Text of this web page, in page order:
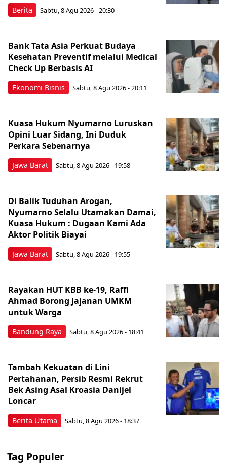
Berita Sabtu, 8 Agu 2026 - 20:30
Ekonomi Bisnis
Bank Tata Asia Perkuat Budaya
Kesehatan Preventif melalui Medical
Check Up Berbasis AI
Sabtu, 8 Agu 2026 - 20:11
Jawa Barat
Kuasa Hukum Nyumarno Luruskan
Opini Luar Sidang, Ini Duduk
Perkara Sebenarnya ​
Sabtu, 8 Agu 2026 - 19:58
Jawa Barat
Di Balik Tuduhan Arogan,
Nyumarno Selalu Utamakan Damai,
Kuasa Hukum : Dugaan Kami Ada
Aktor Politik Biayai
Sabtu, 8 Agu 2026 - 19:55
Bandung Raya
Rayakan HUT KBB ke-19, Raffi
Ahmad Borong Jajanan UMKM
untuk Warga
Sabtu, 8 Agu 2026 - 18:41
Berita Utama
Tambah Kekuatan di Lini
Pertahanan, Persib Resmi Rekrut
Bek Asing Asal Kroasia Danijel
Loncar
Sabtu, 8 Agu 2026 - 18:37
Tag Populer